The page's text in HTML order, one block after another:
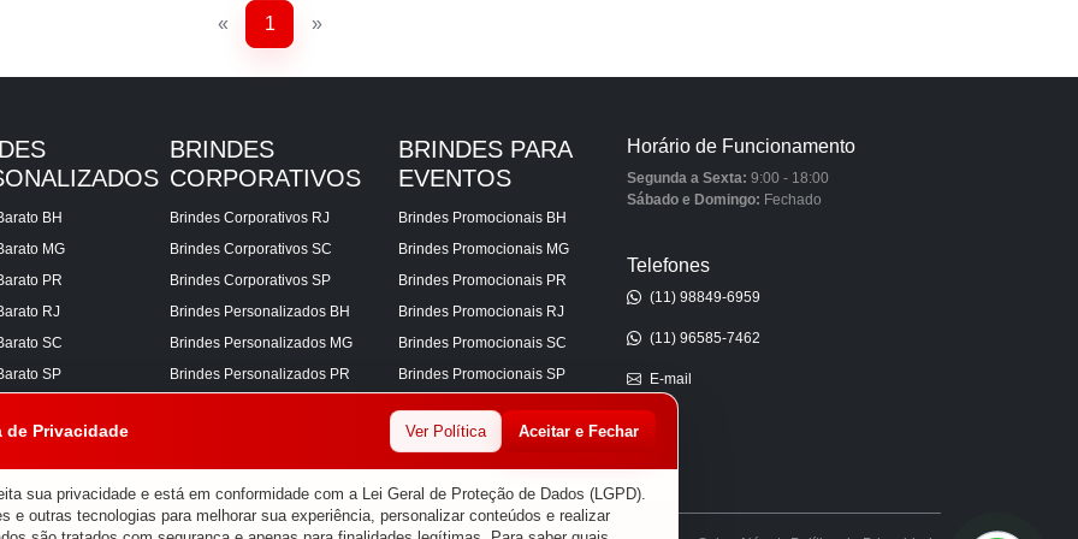
« 1 »
BH
MG
PR
RJ
SC
SP
MG
PR
BRINDES
CORPORATIVOS
Brindes Corporativos RJ
Brindes Corporativos SC
Brindes Corporativos SP
Brindes Personalizados BH
Brindes Personalizados MG
Brindes Personalizados PR
Brindes Personalizados SP
BRINDES PARA
EVENTOS
Brindes Promocionais BH
Brindes Promocionais MG
Brindes Promocionais PR
Brindes Promocionais RJ
Brindes Promocionais SC
Brindes Promocionais SP
Brindes Promocionais CE
Brindes Promocionais ES
Horário de Funcionamento
Segunda a Sexta: 9:00 - 18:00
Sábado e Domingo: Fechado
Telefones
(11) 98849-6959
(11) 96585-7462
E-mail
de Privacidade Ver Política Aceitar e Fechar
sua privacidade e está em conformidade com a Lei Geral de Proteção de Dados (LGPD).
e outras tecnologias para melhorar sua experiência, personalizar conteúdos e realizar